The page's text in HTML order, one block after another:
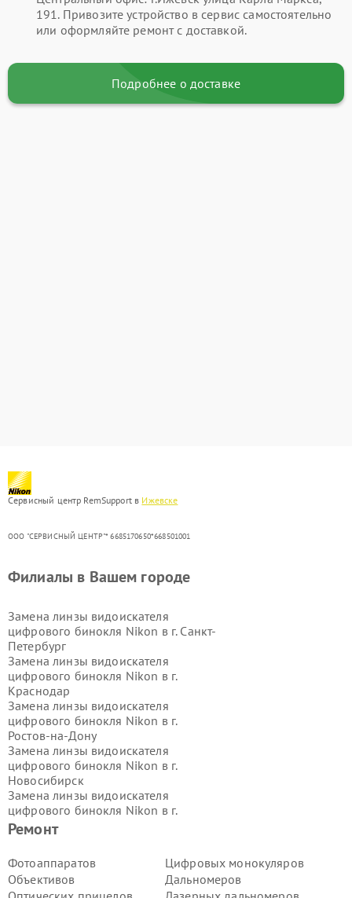
191. Привозите устройство в сервис самостоятельно
или оформляйте ремонт с доставкой.
Подробнее о доставке
Сервисный центр RemSupport в Ижевске
ООО "СЕРВИСНЫЙ ЦЕНТР"* 6685170650*668501001
Ремонт
Фотоаппаратов
Объективов
Цифровых монокуляров
Дальномеров
Филиалы в Вашем городе
Замена линзы видоискателя
цифрового бинокля Nikon в г. Санкт-
Петербург
Замена линзы видоискателя
цифрового бинокля Nikon в г.
Краснодар
Замена линзы видоискателя
цифрового бинокля Nikon в г.
Ростов-на-Дону
Замена линзы видоискателя
цифрового бинокля Nikon в г.
Новосибирск
Замена линзы видоискателя
цифрового бинокля Nikon в г.
Екатеринбург
цифрового бинокля Nikon в г.
Казань
Замена линзы видоискателя
цифрового бинокля Nikon в г.